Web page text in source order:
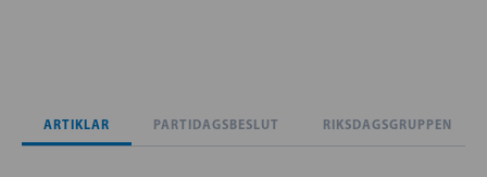
ARTIKLAR PARTIDAGSBESLUT RIKSDAGSGRUPPEN